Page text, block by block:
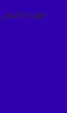
phát triển